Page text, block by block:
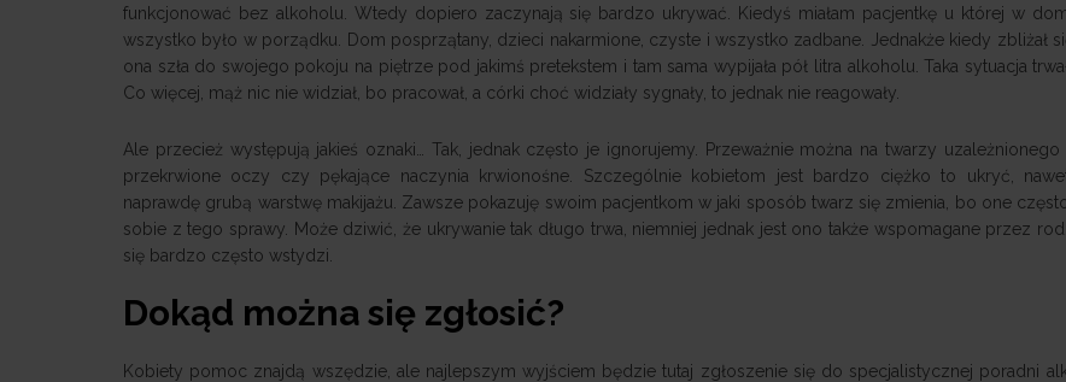
funkcjonować bez alkoholu. Wtedy dopiero zaczynają się bardzo ukrywać. Kiedyś miałam pacjentkę u której w
wszystko było w porządku. Dom posprzątany, dzieci nakarmione, czyste i wszystko zadbane. Jednakże kiedy zbliżał
ona szła do swojego pokoju na piętrze pod jakimś pretekstem i tam sama wypijała pół litra alkoholu. Taka sytuacja
Co więcej, mąż nic nie widział, bo pracował, a córki choć widziały sygnały, to jednak nie reagowały.
Ale przecież występują jakieś oznaki… Tak, jednak często je ignorujemy. Przeważnie można na twarzy
przekrwione oczy czy pękające naczynia krwionośne. Szczególnie kobietom jest bardzo ciężko to ukryć,
naprawdę grubą warstwę makijażu. Zawsze pokazuję swoim pacjentkom w jaki sposób twarz się zmienia, bo one
sobie z tego sprawy. Może dziwić, że ukrywanie tak długo trwa, niemniej jednak jest ono także wspomagane przez
się bardzo często wstydzi.
Dokąd można się zgłosić?
Kobiety pomoc znajdą wszędzie, ale najlepszym wyjściem będzie tutaj zgłoszenie się do specjalistycznej poradni